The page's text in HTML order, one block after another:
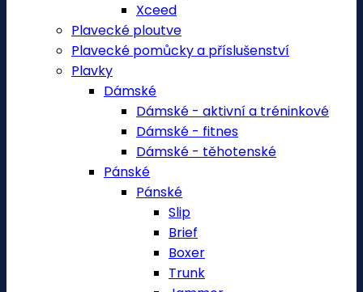
Xceed
Plavecké ploutve
Plavecké pomůcky a příslušenství
Plavky
Dámské
Dámské - aktivní a tréninkové
Dámské - fitnes
Dámské - těhotenské
Pánské
Pánské
Slip
Brief
Boxer
Trunk